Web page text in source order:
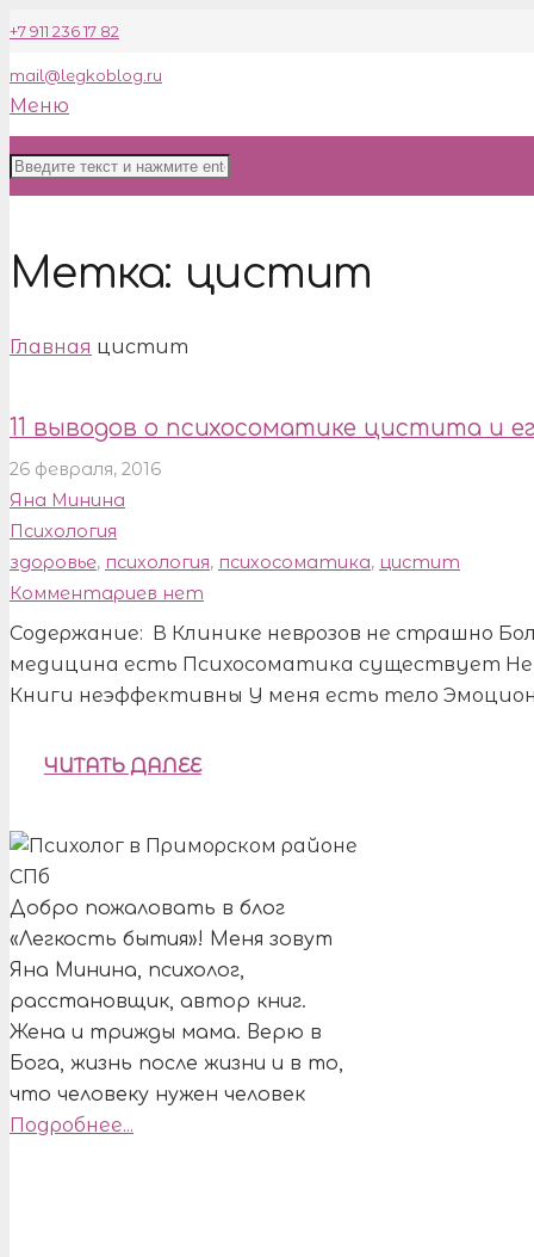
+7 911 236 17 82
mail@legkoblog.ru
Меню
Метка: цистит
Главная цистит
11 выводов о психосоматике цистита и
26 февраля, 2016
Яна Минина
Психология
здоровье, психология, психосоматика, цистит
Комментариев нет
Содержание: В Клинике неврозов не страшно
медицина есть Психосоматика существует Не
Книги неэффективны У меня есть тело
ЧИТАТЬ ДАЛЕЕ
Добро пожаловать в блог
«Легкость бытия»! Меня зовут
Яна Минина, психолог,
расстановщик, автор книг.
Жена и трижды мама. Верю в
Бога, жизнь после жизни и в то,
что человеку нужен человек
Подробнее...